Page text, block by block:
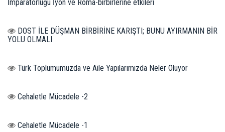
İmparatorluğu İyon ve Roma-birbirlerine etkileri
DOST İLE DÜŞMAN BİRBİRİNE KARIŞTI; BUNU AYIRMANIN BİR
YOLU OLMALI
Türk Toplumumuzda ve Aile Yapılarımızda Neler Oluyor
Cehaletle Mücadele -2
Cehaletle Mücadele -1